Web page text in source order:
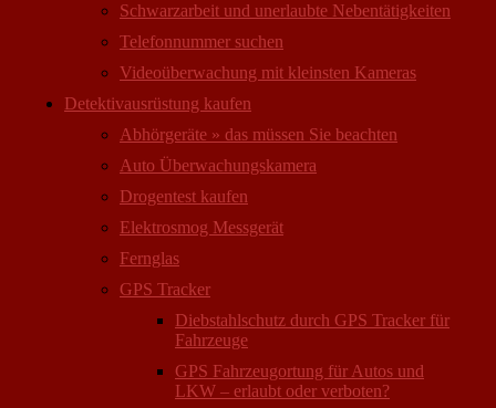
Schwarzarbeit und unerlaubte Nebentätigkeiten
Telefonnummer suchen
Videoüberwachung mit kleinsten Kameras
Detektivausrüstung kaufen
Abhörgeräte » das müssen Sie beachten
Auto Überwachungs­kamera
Drogentest kaufen
Elektrosmog Messgerät
Fernglas
GPS Tracker
Diebstahlschutz durch GPS Tracker für
Fahrzeuge
GPS Fahrzeugortung für Autos und
LKW – erlaubt oder verboten?